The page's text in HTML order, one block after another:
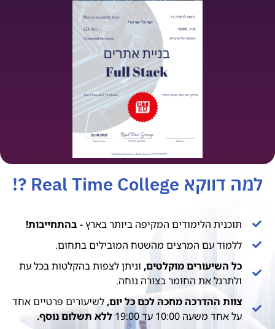
למה דווקא Real Time College ?!
תוכנית הלימודים המקיפה ביותר בארץ- בהתחייבות!
ללמוד עם המרצים מהשטח המובילים בתחום.
כל השיעורים מוקלטים, וניתן לצפות בהקלטות בכל עת
ולתרגל את החומר בצורה נוחה.​
צוות ההדרכה מחכה לכם כל יום, לשיעורים פרטיים אחד
על אחד משעה 10:00 עד 19:00
ללא תשלום נוסף.